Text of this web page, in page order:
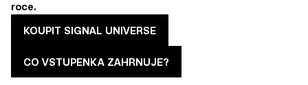
roce.
KOUPIT SIGNAL UNIVERSE
CO VSTUPENKA ZAHRNUJE?